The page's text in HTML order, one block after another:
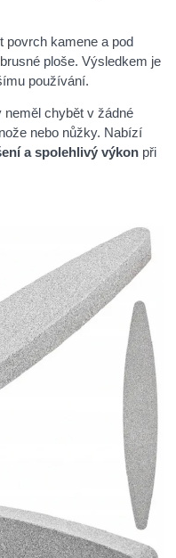
povrch kamene a pod
ploše. Výsledkem je
používání.
neměl chybět v žádné
nebo nůžky. Nabízí
a spolehlivý výkon při